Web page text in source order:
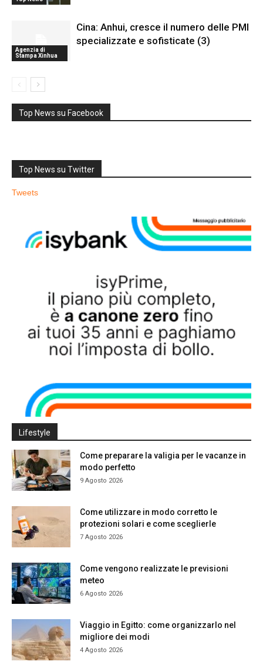
Agenzia di
Stampa Xinhua
Cina: Anhui, cresce il numero delle PMI
specializzate e sofisticate (3)
Top News su Facebook
Top News su Twitter
Tweets
Lifestyle
Come preparare la valigia per le vacanze in
modo perfetto
9 Agosto 2026
Come utilizzare in modo corretto le
protezioni solari e come sceglierle
7 Agosto 2026
Come vengono realizzate le previsioni
meteo
6 Agosto 2026
Viaggio in Egitto: come organizzarlo nel
migliore dei modi
4 Agosto 2026